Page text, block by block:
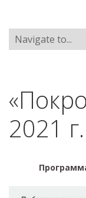
2021 г.